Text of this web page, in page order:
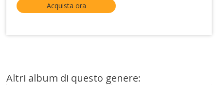
Acquista ora
Altri album di questo genere: